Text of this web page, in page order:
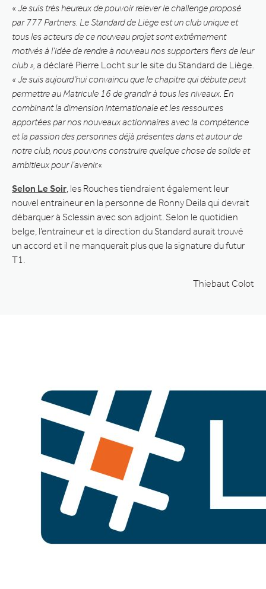
« Je suis très heureux de pouvoir relever le challenge proposé
par 777 Partners. Le Standard de Liège est un club unique et
tous les acteurs de ce nouveau projet sont extrêmement
motivés à l’idée de rendre à nouveau nos supporters fiers de leur
club », a déclaré Pierre Locht sur le site du Standard de Liège
« Je suis aujourd’hui convaincu que le chapitre qui débute peut
permettre au Matricule 16 de grandir à tous les niveaux. En
combinant la dimension internationale et les ressources
apportées par nos nouveaux actionnaires avec la compétence
et la passion des personnes déjà présentes dans et autour de
notre club, nous pouvons construire quelque chose de solide et
ambitieux pour l’avenir.«
Selon Le Soir , les Rouches tiendraient également leur
nouvel entraineur en la personne de Ronny Deila qui devrait
débarquer à Sclessin avec son adjoint. Selon le quotidien
belge, l’entraineur et la direction du Standard aurait trouvé
un accord et il ne manquerait plus que la signature du futur
T1.
Thiebaut Colot